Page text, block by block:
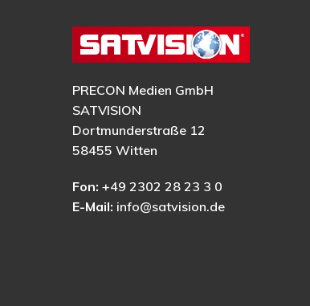
PRECON Medien GmbH
SATVISION
Dortmunderstraße 12
58455 Witten
Fon: +49 2302 28 23 3 0
E-Mail: info@satvision.de